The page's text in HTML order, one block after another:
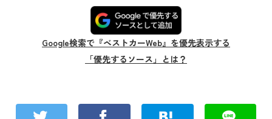
Google検索で『ベストカーWeb』を優先表示する
「優先するソース」とは？